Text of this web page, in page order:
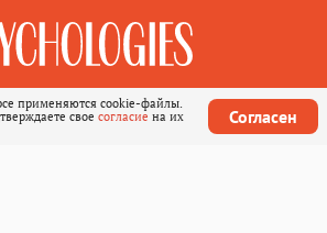
применяются cookie-файлы.
свое согласие на их
Согласен